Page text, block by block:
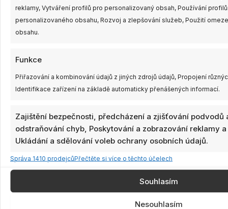
reklamy, Vytváření profilů pro personalizovaný obsah, Používání
personalizovaného obsahu, Rozvoj a zlepšování služeb, Použití
obsahu.
Funkce
Přiřazování a kombinování údajů z jiných zdrojů údajů, Propojení
Identifikace zařízení na základě automaticky přenášených informací.
Zajištění bezpečnosti, předcházení a zjišťování podvodů
odstraňování chyb, Poskytování a zobrazování reklamy
Ukládání a sdělování voleb ochrany osobních údajů.
Správa 1410 prodejcůPřečtěte si více o těchto účelech
Souhlasím
Nesouhlasím
Související produkty
skladem
Programmer
Walksnail Foam For
Avatar HD Goggles X
200,00Kč –229,00
až
má
více
Možnosti
lze
stránce
produktu